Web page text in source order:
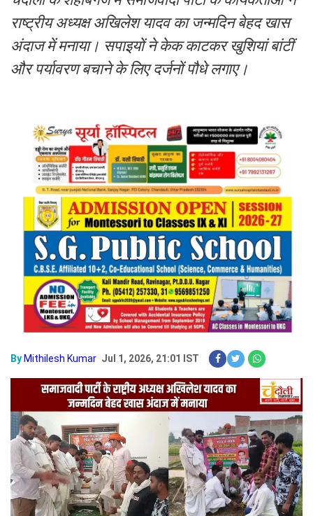
राष्ट्रीय अध्यक्ष अखिलेश यादव का जन्मदिन बेहद खास
अंदाज में मनाया। सपाइयों ने केक काटकर खुशियां बांटीं
और पर्यावरण बचाने के लिए दर्जनों पौधे लगाए।
By Mithilesh Kumar Jul 1, 2026, 21:01 IST